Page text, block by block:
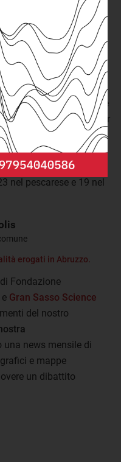
primo posto tra le
Pescara
(32,8%).
già erogati L’Aquila
euro. A Chieti
nelle altre 2 province
circa 24mila euro per
su questo
potenzialmente
77 in provincia
nel pescarese e 19 nel
erogati in Abruzzo.
Fondazione
e Gran Sasso Science
del nostro
una news mensile di
e mappe
un dibattito